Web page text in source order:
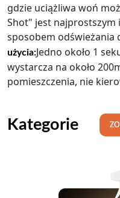
gdzie uciążliwa woń
Shot" jest najprostszym
sposobem odświeżania
użycia:Jedno około 1
wystarcza na około
pomieszczenia, nie
Kategorie